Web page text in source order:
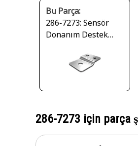
Bu Parça:
286-7273: Sensör
Donanım Destek
286-7273 için parça